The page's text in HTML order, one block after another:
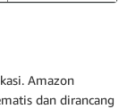
Amazon
dan dirancang